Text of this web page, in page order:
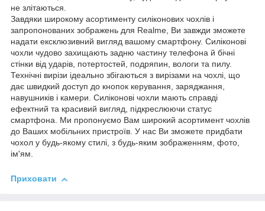
не злітаються.
Завдяки широкому асортименту силіконових чохлів і
запропонованих зображень для Realme, Ви завжди зможете
надати ексклюзивний вигляд вашому смартфону. Силіконові
чохли чудово захищають задню частину телефона й бічні
стінки від ударів, потертостей, подряпин, вологи та пилу.
Технічні вирізи ідеально збігаються з вирізами на чохлі, що
дає швидкий доступ до кнопок керування, заряджання,
навушників і камери. Силіконові чохли мають справді
ефектний та красивий вигляд, підкреслюючи статус
смартфона. Ми пропонуємо Вам широкий асортимент чохлів
до Ваших мобільних пристроїв. У нас Ви зможете придбати
чохол у будь-якому стилі, з будь-яким зображенням, фото,
ім'ям.
Приховати